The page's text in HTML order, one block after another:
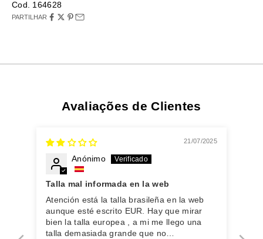
Cod. 164628
PARTILHAR
Avaliações de Clientes
21/07/2025
Anónimo
Talla mal informada en la web
Atención está la talla brasileña en la web
aunque esté escrito EUR. Hay que mirar
bien la talla europea , a mi me llego una
talla demasiada grande que no